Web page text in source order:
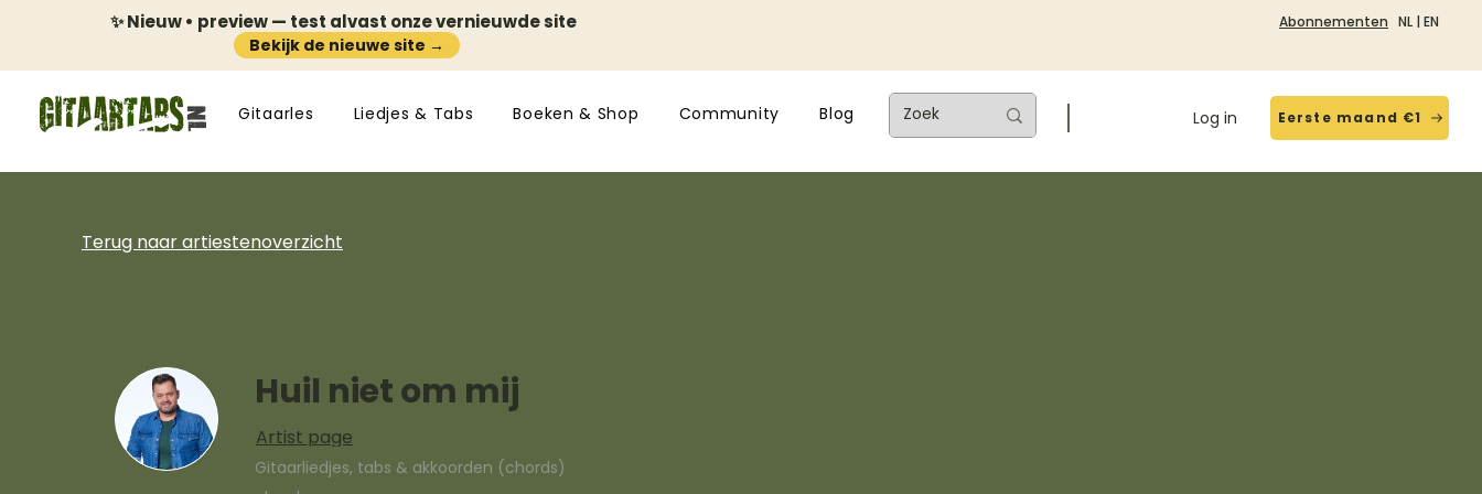
✨ Nieuw • preview — test alvast onze vernieuwde site
Bekijk de nieuwe site →
Abonnementen NL | EN
Gitaarles Liedjes & Tabs Boeken & Shop Community Blog Log in Eerste maand €1
Terug naar artiestenoverzicht
Huil niet om mij
Artist page
Gitaarliedjes, tabs & akkoorden (chords)